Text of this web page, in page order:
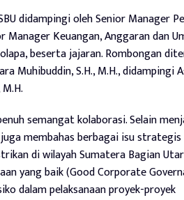
didampingi oleh Senior Manager
Keuangan, Anggaran dan
beserta jajaran. Rombongan
Muhibuddin, S.H., M.H., didampingi
semangat kolaborasi. Selain
membahas berbagai isu
di wilayah Sumatera Bagian
yang baik (Good Corporate
dalam pelaksanaan proyek-proyek